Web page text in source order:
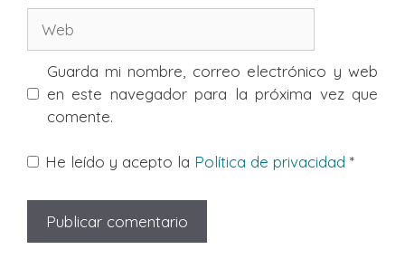
Guarda mi nombre, correo electrónico y web
en este navegador para la próxima vez que
comente.
He leído y acepto la Política de privacidad *